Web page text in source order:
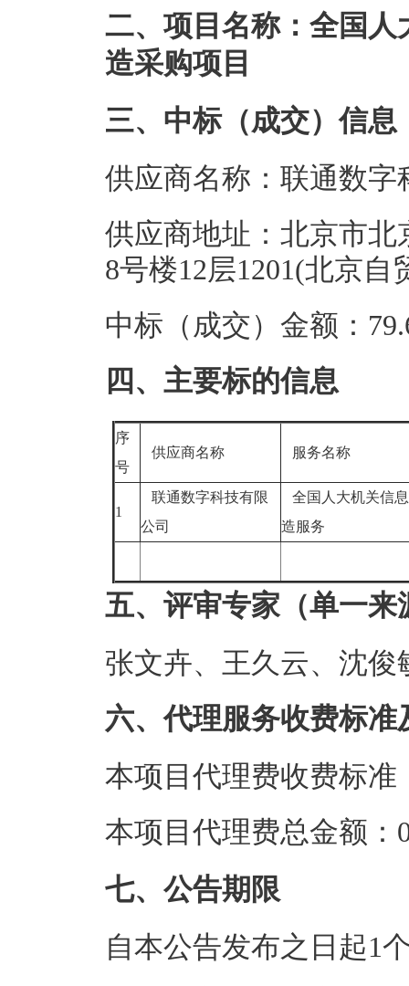
二、项目名称：全国
造采购项目
三、中标（成交）信息
供应商名称：联通数字
供应商地址：北京市北
8号楼12层1201(北京
中标（成交）金额：
四、主要标的信息
序
号
供应商名称 服务名称
1
联通数字科技有限
公司
全国人大机关信
造服务
五、评审专家（单一
张文卉、王久云、沈俊
六、代理服务收费标准
本项目代理费收费标准
本项目代理费总金额：
七、公告期限
自本公告发布之日起1